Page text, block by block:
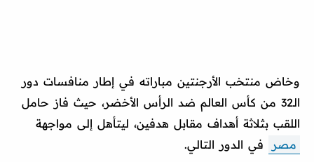
وخاض منتخب الأرجنتين مباراته في إطار منافسات دور
الـ32 من كأس العالم ضد الرأس الأخضر، حيث فاز حامل
اللقب بثلاثة أهداف مقابل هدفين، ليتأهل إلى مواجهة
مصر
في الدور التالي.